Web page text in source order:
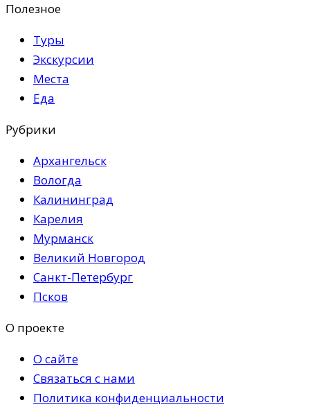
Полезное
Туры
Экскурсии
Места
Еда
Рубрики
Архангельск
Вологда
Калининград
Карелия
Мурманск
Великий Новгород
Санкт-Петербург
Псков
О проекте
О сайте
Связаться с нами
Политика конфиденциальности